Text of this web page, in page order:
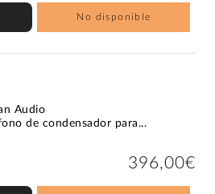
No disponible
Audio
de condensador para...
396,00€